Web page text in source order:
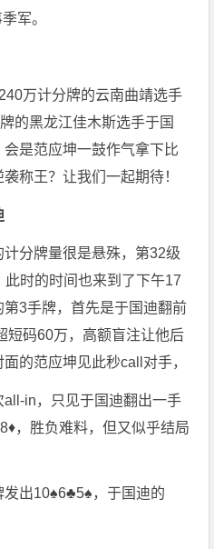
军。
万计分牌的云南曲靖选手
的黑龙江佳木斯选手于国
是范应坤一鼓作气拿下比
称王？让我们一起期待！
分牌量很是悬殊，第32级
时的时间也来到了下午17
3手牌，首先是于国迪翻前
短码60万，高额盲注让他后
的范应坤见此秒call对手，
in，只见于国迪翻出一手
，胜负难料，但又似乎结局
出10♠️6♣️5♠️，于国迪的